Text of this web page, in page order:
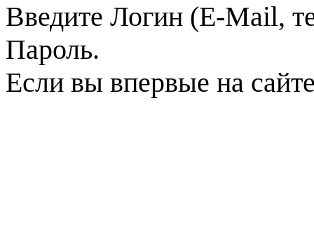
Введите Логин (E-Mail,
Пароль.
Если вы впервые на